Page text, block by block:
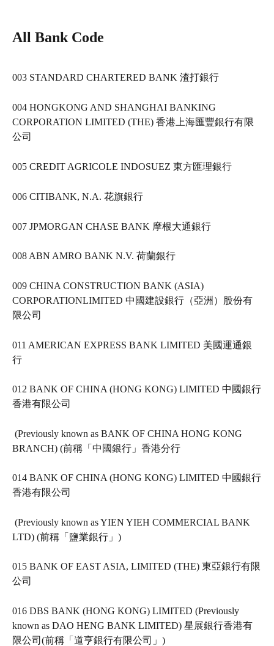
All Bank Code
003 STANDARD CHARTERED BANK 渣打銀行
004 HONGKONG AND SHANGHAI BANKING
CORPORATION LIMITED (THE) 香港上海匯豐銀行有限
公司
005 CREDIT AGRICOLE INDOSUEZ 東方匯理銀行
006 CITIBANK, N.A. 花旗銀行
007 JPMORGAN CHASE BANK 摩根大通銀行
008 ABN AMRO BANK N.V. 荷蘭銀行
009 CHINA CONSTRUCTION BANK (ASIA)
CORPORATIONLIMITED 中國建設銀行（亞洲）股份有
限公司
011 AMERICAN EXPRESS BANK LIMITED 美國運通銀
行
012 BANK OF CHINA (HONG KONG) LIMITED 中國銀行
香港有限公司
(Previously known as BANK OF CHINA HONG KONG
BRANCH) (前稱「中國銀行」香港分行
014 BANK OF CHINA (HONG KONG) LIMITED 中國銀行
香港有限公司
(Previously known as YIEN YIEH COMMERCIAL BANK
LTD) (前稱「鹽業銀行」)
015 BANK OF EAST ASIA, LIMITED (THE) 東亞銀行有限
公司
016 DBS BANK (HONG KONG) LIMITED (Previously
known as DAO HENG BANK LIMITED) 星展銀行香港有
限公司(前稱「道亨銀行有限公司」)